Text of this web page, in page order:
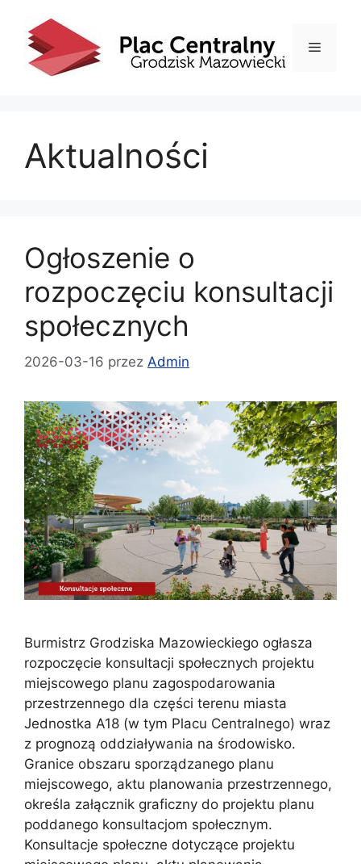
treści
Menu
Aktualności
Ogłoszenie o
rozpoczęciu konsultacji
społecznych
2026-03-16 przez Admin
Burmistrz Grodziska Mazowieckiego ogłasza
rozpoczęcie konsultacji społecznych projektu
miejscowego planu zagospodarowania
przestrzennego dla części terenu miasta
Jednostka A18 (w tym Placu Centralnego) wraz
z prognozą oddziaływania na środowisko.
Granice obszaru sporządzanego planu
miejscowego, aktu planowania przestrzennego,
określa załącznik graficzny do projektu planu
poddanego konsultacjom społecznym.
Konsultacje społeczne dotyczące projektu